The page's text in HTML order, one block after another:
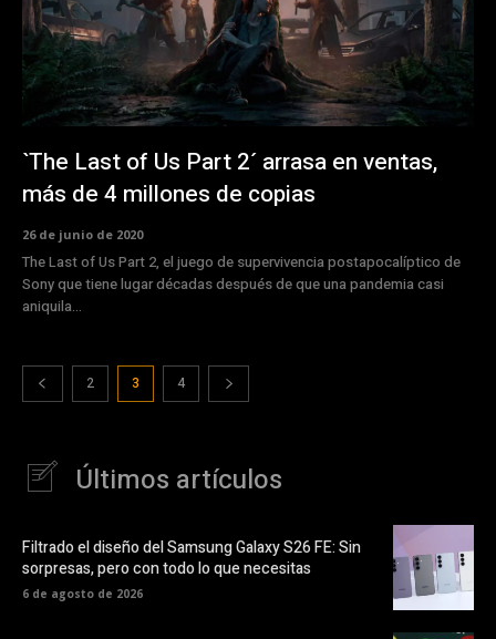
`The Last of Us Part 2´ arrasa en ventas,
más de 4 millones de copias
26 de junio de 2020
The Last of Us Part 2, el juego de supervivencia postapocalíptico de
Sony que tiene lugar décadas después de que una pandemia casi
aniquila...
2 3 4
Últimos artículos
Filtrado el diseño del Samsung Galaxy S26 FE: Sin
sorpresas, pero con todo lo que necesitas
6 de agosto de 2026